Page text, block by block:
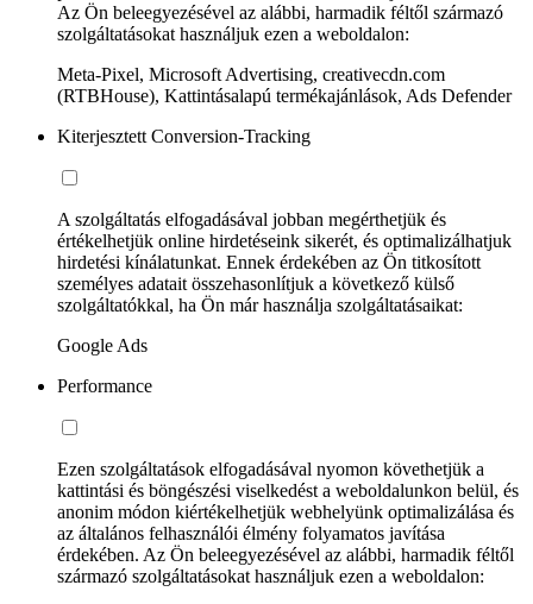
Az Ön beleegyezésével az alábbi, harmadik féltől származó
szolgáltatásokat használjuk ezen a weboldalon:
Meta-Pixel, Microsoft Advertising, creativecdn.com
(RTBHouse), Kattintásalapú termékajánlások, Ads Defender
Kiterjesztett Conversion-Tracking
A szolgáltatás elfogadásával jobban megérthetjük és
értékelhetjük online hirdetéseink sikerét, és optimalizálhatjuk
hirdetési kínálatunkat. Ennek érdekében az Ön titkosított
személyes adatait összehasonlítjuk a következő külső
szolgáltatókkal, ha Ön már használja szolgáltatásaikat:
Google Ads
Performance
Ezen szolgáltatások elfogadásával nyomon követhetjük a
kattintási és böngészési viselkedést a weboldalunkon belül, és
anonim módon kiértékelhetjük webhelyünk optimalizálása és
az általános felhasználói élmény folyamatos javítása
érdekében. Az Ön beleegyezésével az alábbi, harmadik féltől
származó szolgáltatásokat használjuk ezen a weboldalon: